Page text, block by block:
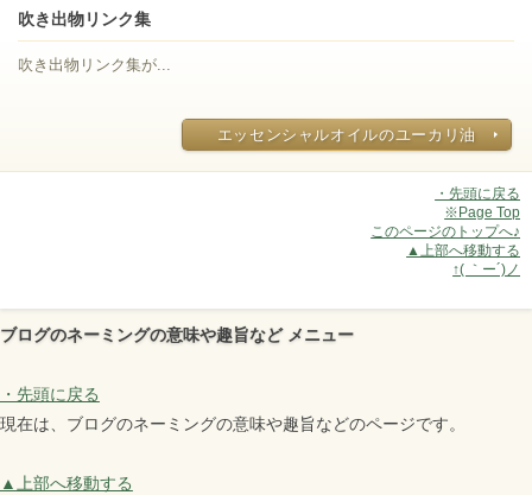
吹き出物リンク集
吹き出物リンク集が...
エッセンシャルオイルのユーカリ油
・先頭に戻る
※Page Top
このページのトップへ♪
▲上部へ移動する
↑( ｀ー´)ノ
ブログのネーミングの意味や趣旨など メニュー
・先頭に戻る
現在は、ブログのネーミングの意味や趣旨などのページです。
▲上部へ移動する